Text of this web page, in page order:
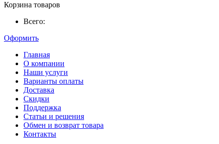
Корзина товаров
Всего:
Оформить
Главная
О компании
Наши услуги
Варианты оплаты
Доставка
Скидки
Поддержка
Статьи и решения
Обмен и возврат товара
Контакты